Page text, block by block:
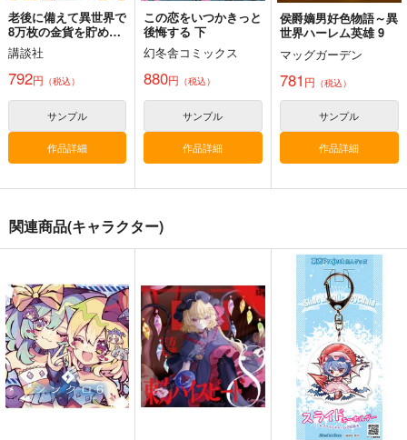
寂光寂
滅 ～ The Truth of th
e Cessation of Dukk
haDemetori
円（税込）
カート
東方剛欲異聞～水没し
た沈愁地獄
黄昏フロンティア
円（税込）
フィル・フルオライ
ト 特殊紙ポストカー
ド
はろーそーだ
315円（税込）
サンプル
作品詳細
【クリエイティアイラ
スト展】ポストカード
セット A
クリエイティア
サンプル
作品詳細
セット B
クリエイティア
1,320 円（税込）
サンプル
作品詳細
老後に備えて異世界で
8万枚の金貨を貯めま
す 15
講談社
792円 （税込）
サンプル
作品詳細
この恋をいつかきっと
後悔する 下
幻冬舎コミックス
880円 （税込）
サンプル
作品詳細
侯爵嫡男好色物語～異
世界ハーレム英雄 9
マッグガーデン
781 円 （税込）
サンプル
作品詳細
関連商品(キャラクター)